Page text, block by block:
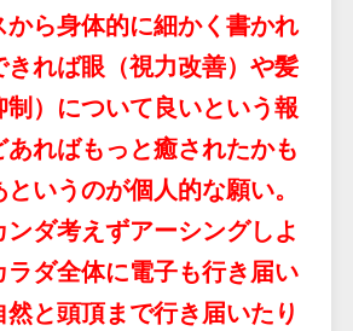
から身体的に細かく書かれ
きれば眼（視力改善）や髪
）について良いという報
ればもっと癒されたかも
いうのが個人的な願い。
ダ考えずアーシングしよ
ラダ全体に電子も行き届い
と頭頂まで行き届いたり